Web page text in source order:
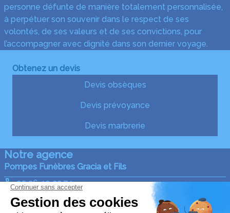
personne défunte de manière totalement personnalisée,
à perpétuer son souvenir dans le respect de ses
volontés, de ses valeurs et de ses convictions, pour
l’accompagner avec dignité dans son dernier voyage.
Obtenez un devis
Devis obsèques
Devis prévoyance
Devis marbrerie
Notre agence
Pompes Funèbres Gracia et Fils
05 36 40 23 74
graciaetfils@gmail.com
12, Avenue de l'Usine - 47500 - Fumel